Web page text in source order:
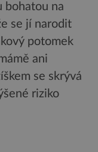
bohatou na
se jí narodit
potomek
ani
se skrývá
riziko